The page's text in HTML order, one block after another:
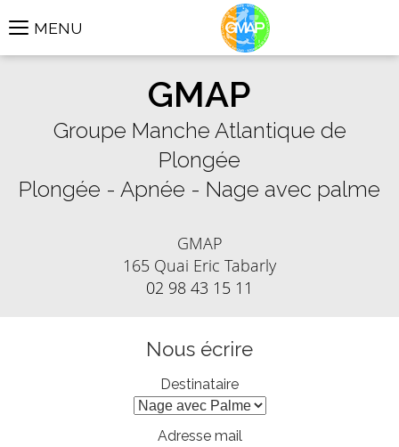
MENU
GMAP
Groupe Manche Atlantique de
Plongée
Plongée - Apnée - Nage avec palme
GMAP
165 Quai Eric Tabarly
02 98 43 15 11
Nous écrire
Destinataire
Adresse mail